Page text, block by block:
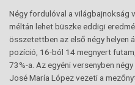
Négy fordulóval a világbajnokság
méltán lehet büszke eddigi
összetettben az első négy helyen
pozíció, 16-ból 14 megnyert
73%-a. Az egyéni versenyben
José María López vezeti a